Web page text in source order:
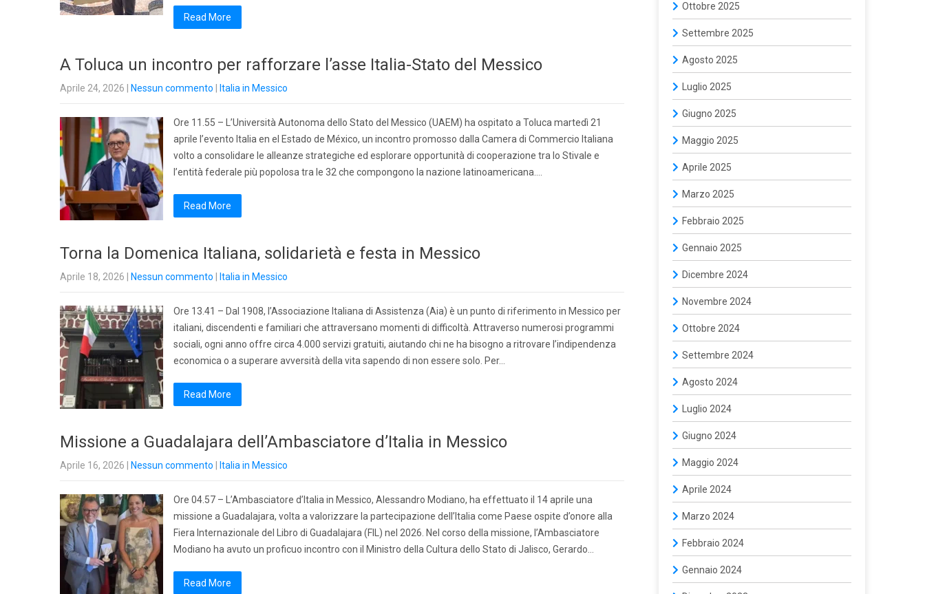
Read More
A Toluca un incontro per rafforzare l’asse Italia-Stato del Messico
Aprile 24, 2026 Nessun commento Italia in Messico
Ore 11.55 – L’Università Autonoma dello Stato del Messico (UAEM) ha ospitato a Toluca martedì 21
aprile l’evento Italia en el Estado de México, un incontro promosso dalla Camera di Commercio Italiana
volto a consolidare le alleanze strategiche ed esplorare opportunità di cooperazione tra lo Stivale e
l’entità federale più popolosa tra le 32 che compongono la nazione latinoamericana….
Read More
Torna la Domenica Italiana, solidarietà e festa in Messico
Aprile 18, 2026 Nessun commento Italia in Messico
Ore 13.41 – Dal 1908, l’Associazione Italiana di Assistenza (Aia) è un punto di riferimento in Messico per
italiani, discendenti e familiari che attraversano momenti di difficoltà. Attraverso numerosi programmi
sociali, ogni anno offre circa 4.000 servizi gratuiti, aiutando chi ne ha bisogno a ritrovare l’indipendenza
economica o a superare avversità della vita sapendo di non essere solo. Per…
Read More
Missione a Guadalajara dell’Ambasciatore d’Italia in Messico
Aprile 16, 2026 Nessun commento Italia in Messico
Ore 04.57 – L’Ambasciatore d’Italia in Messico, Alessandro Modiano, ha effettuato il 14 aprile una
missione a Guadalajara, volta a valorizzare la partecipazione dell’Italia come Paese ospite d’onore alla
Fiera Internazionale del Libro di Guadalajara (FIL) nel 2026. Nel corso della missione, l’Ambasciatore
Modiano ha avuto un proficuo incontro con il Ministro della Cultura dello Stato di Jalisco, Gerardo…
Read More
Ottobre 2025
Settembre 2025
Agosto 2025
Luglio 2025
Giugno 2025
Maggio 2025
Aprile 2025
Marzo 2025
Febbraio 2025
Gennaio 2025
Dicembre 2024
Novembre 2024
Ottobre 2024
Settembre 2024
Agosto 2024
Luglio 2024
Giugno 2024
Maggio 2024
Aprile 2024
Marzo 2024
Febbraio 2024
Gennaio 2024